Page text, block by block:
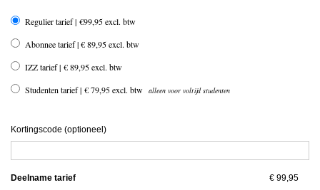
Regulier tarief | €99,95 excl. btw
Abonnee tarief | € 89,95 excl. btw
IZZ tarief | € 89,95 excl. btw
Studenten tarief | € 79,95 excl. btw alleen voor voltijd studenten
Kortingscode (optioneel)
Deelname tarief € 99,95